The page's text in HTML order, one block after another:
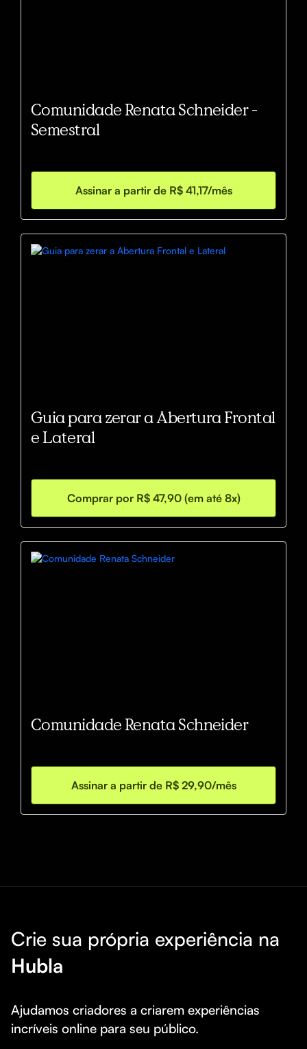
Comunidade Renata Schneider -
Semestral
Assinar a partir de R$ 41,17/mês
Guia para zerar a Abertura Frontal
e Lateral
Comprar por R$ 47,90 (em até 8x)
Comunidade Renata Schneider
Assinar a partir de R$ 29,90/mês
Crie sua própria experiência na
Hubla
Ajudamos criadores a criarem experiências
incríveis online para seu público.